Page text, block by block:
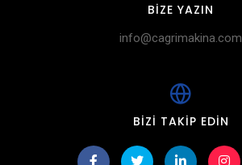
BIZE YAZIN
info@cagrimakina.com
BIZI TAKIP EDIN